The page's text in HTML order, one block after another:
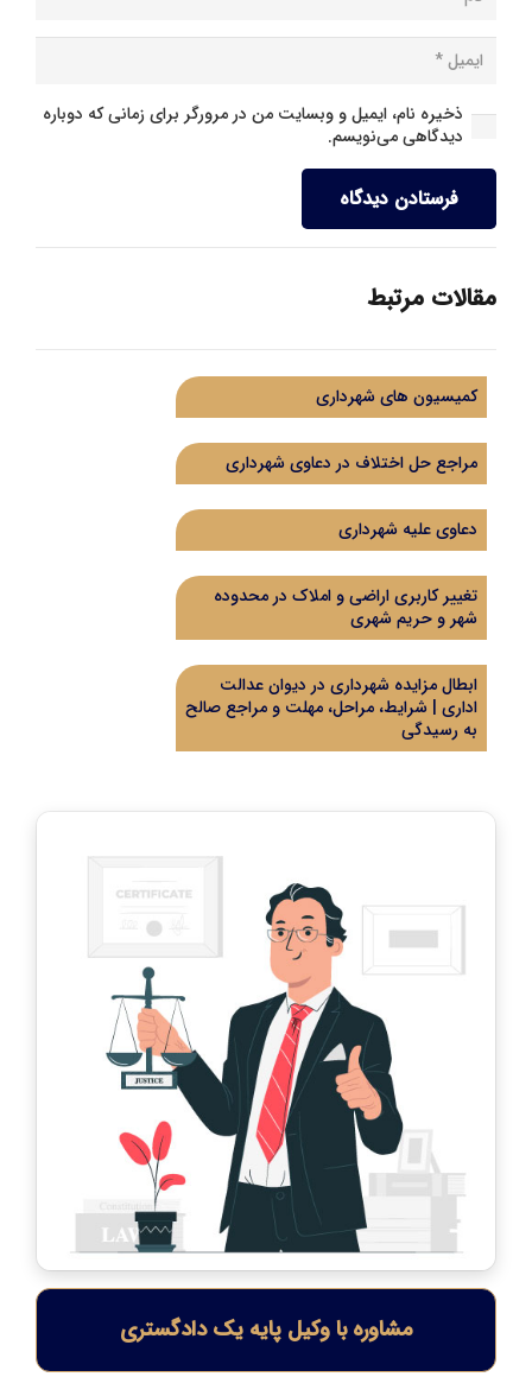
ذخیره نام، ایمیل و وبسایت من در مرورگر برای زمانی که دوباره
دیدگاهی می‌نویسم.
فرستادن دیدگاه
مقالات مرتبط
کمیسیون های شهرداری
مراجع حل اختلاف در دعاوی شهرداری
دعاوی علیه شهرداری
تغییر کاربری اراضی و املاک در محدوده
شهر و حریم شهری
ابطال مزایده شهرداری در دیوان عدالت
اداری | شرایط، مراحل، مهلت و مراجع صالح
به رسیدگی
مشاوره با وکیل پایه یک دادگستری